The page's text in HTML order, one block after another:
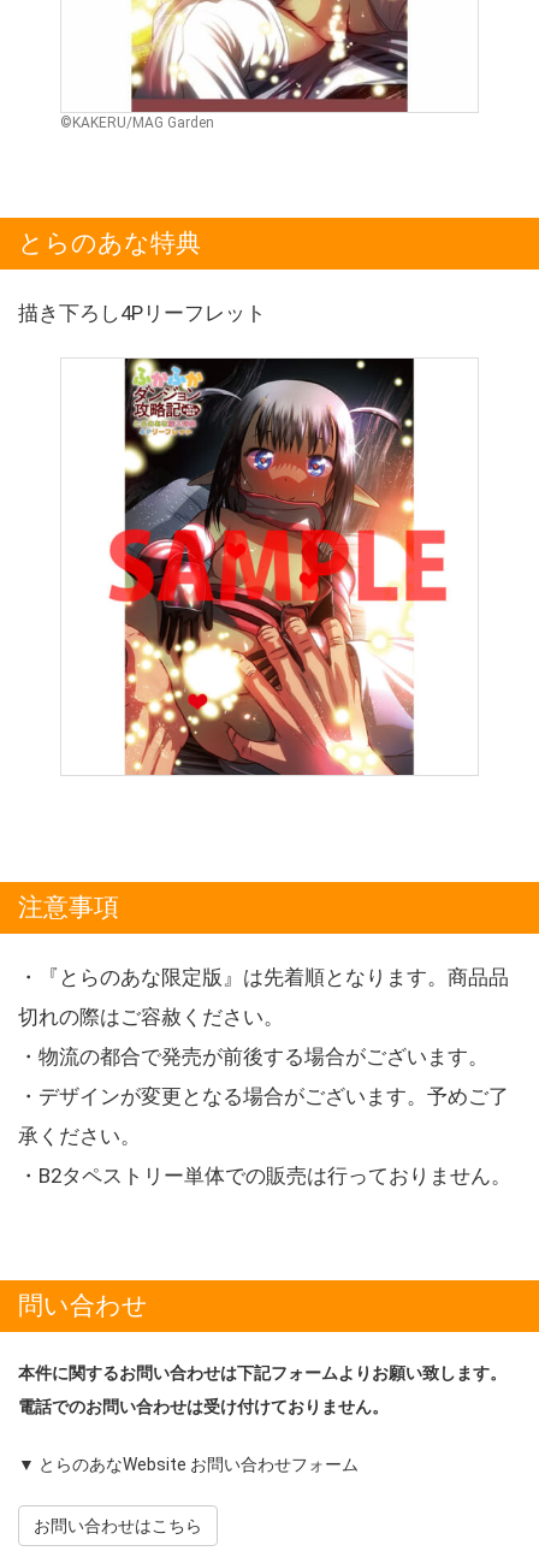
©KAKERU/MAG Garden
とらのあな特典
描き下ろし4Pリーフレット
注意事項
・『とらのあな限定版』は先着順となります。商品品
切れの際はご容赦ください。
・物流の都合で発売が前後する場合がございます。
・デザインが変更となる場合がございます。予めご了
承ください。
・B2タペストリー単体での販売は行っておりません。
問い合わせ
本件に関するお問い合わせは下記フォームよりお願い致します。
電話でのお問い合わせは受け付けておりません。
▼ とらのあなWebsite お問い合わせフォーム
お問い合わせはこちら